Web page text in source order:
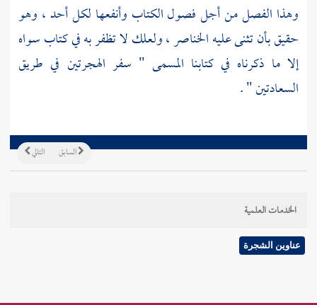
وهذا الفصل من أجل فصول الكتاب وأنفعها لكل أحد ، وهو
حقيق بأن تثنى عليه الخناصر ، ولعلك لا تظفر به في كتاب سواه
إلا ما ذكرناه في كتابنا المسمى " سفر الهجرتين في طريق
السعادتين " .
التالي السابق
الخدمات العلمية
عناوين الشجرة